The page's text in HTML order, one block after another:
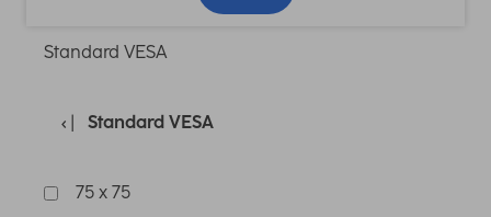
Standard VESA
Standard VESA
75 x 75